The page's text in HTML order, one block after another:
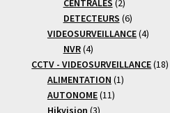
CENTRALES 2
produits
DETECTEURS 66
produits
VIDEOSURVEILLANCE 44
NVR 44
produits
CCTV - VIDEOSURVEILLANCE 1818
ALIMENTATION 11
AUTONOME 1111
Hikvision 33